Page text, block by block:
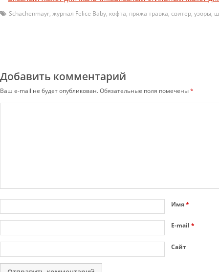
Schachenmayr, журнал Felice Baby, кофта, пряжа травка, свитер, узоры,
Добавить комментарий
Ваш e-mail не будет опубликован.Обязательные поля помечены*
Имя*
E-mail *
Сайт